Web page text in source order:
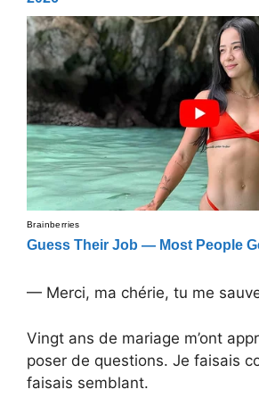
— Merci, ma chérie, tu me
Vingt ans de mariage m’ont
poser de questions. Je faisais
faisais semblant.